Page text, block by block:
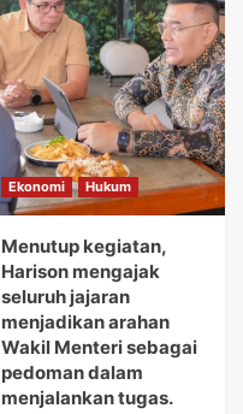
Ekonomi Hukum
Menutup kegiatan,
Harison mengajak
seluruh jajaran
menjadikan arahan
Wakil Menteri sebagai
pedoman dalam
menjalankan tugas.